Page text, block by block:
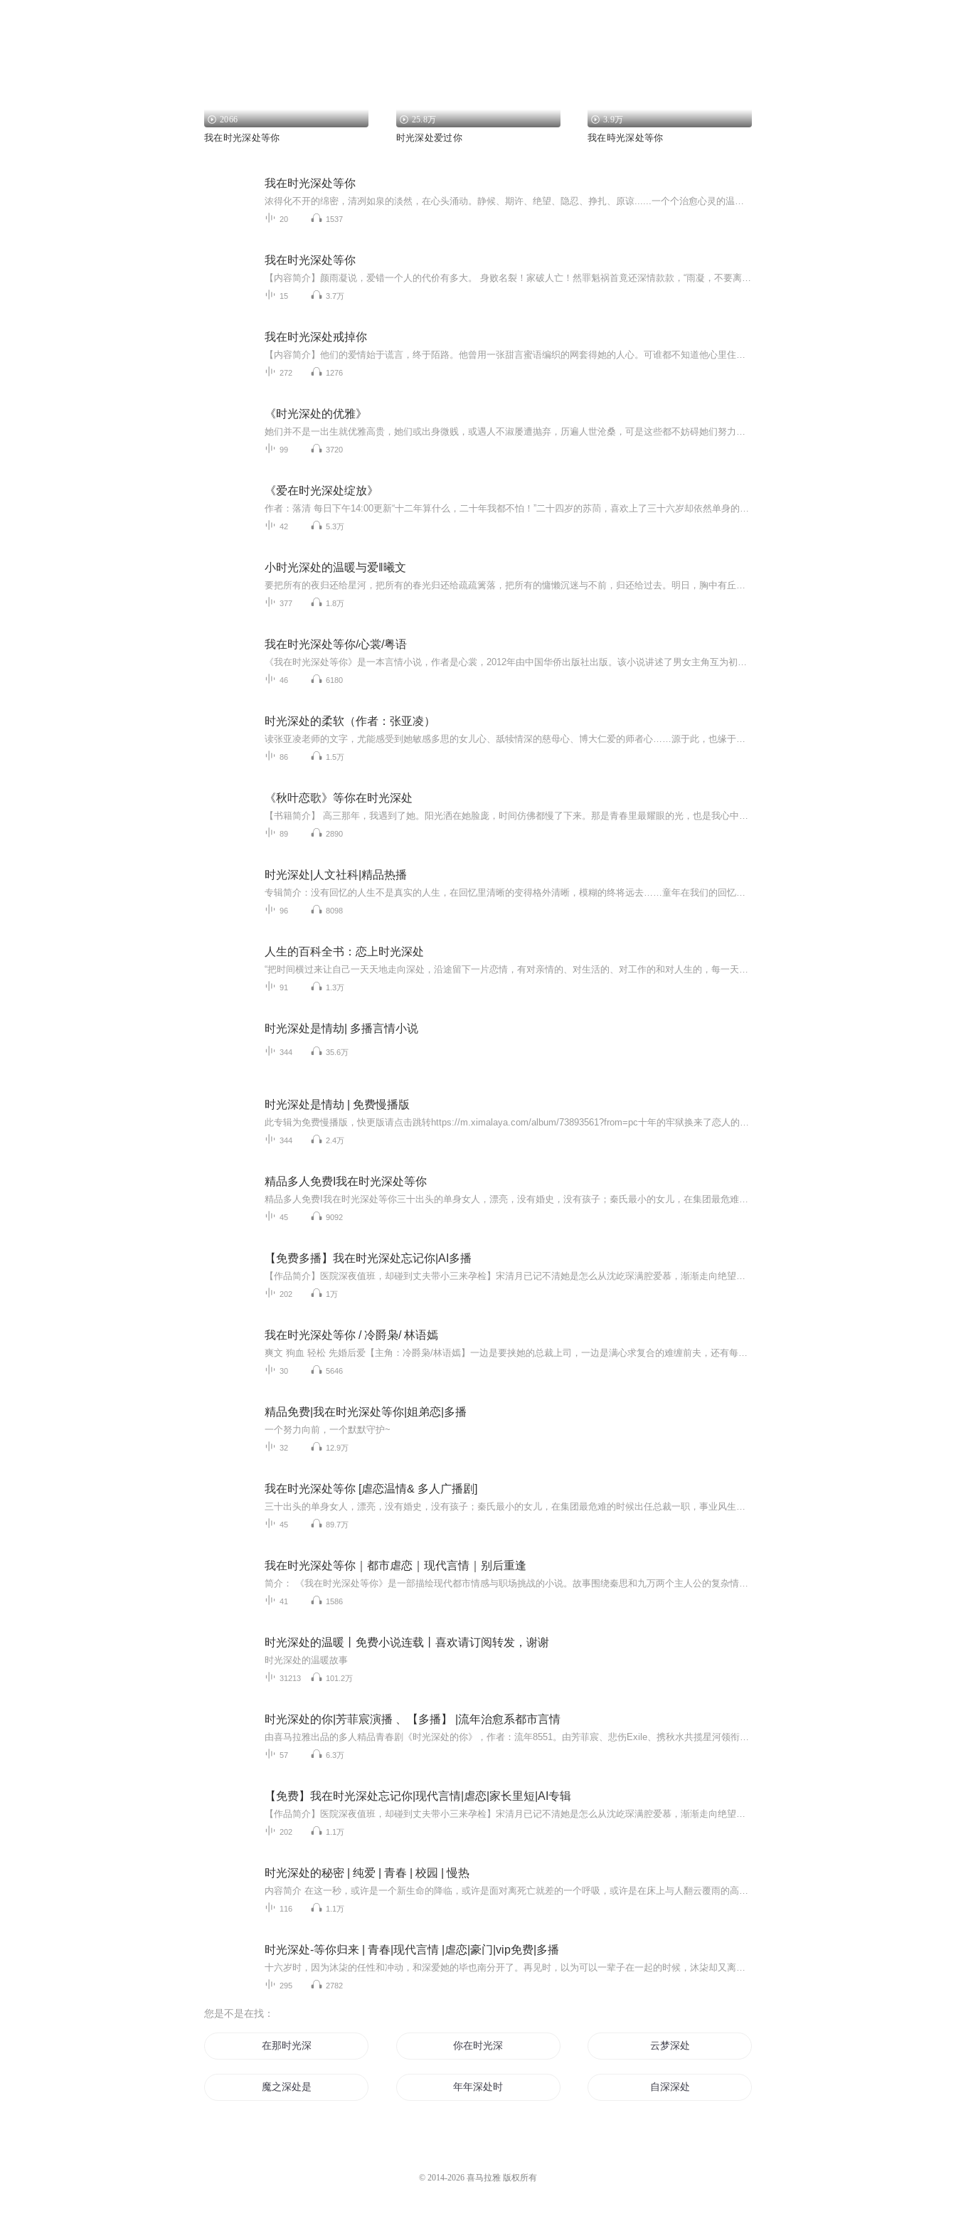
2066
我在时光深处等你
25.8万
时光深处爱过你
3.9万
我在時光深处等你
我在时光深处等你
浓得化不开的绵密，清冽如泉的淡然，在心头涌动。静候、期许、绝望、隐忍、挣扎、原谅......一个个治愈心灵的温暖故事，如同诉说着你我安放在时光深处的片片心事。温馨动人的文字，直击你我内心深处的柔软。最好的年华，最美的时光，邂逅最赤诚的真情。
20 1537
我在时光深处等你
【内容简介】颜雨凝说，爱错一个人的代价有多大。 身败名裂！家破人亡！然罪魁祸首竟还深情款款，“雨凝，不要离开我。”颜雨凝，“顾铭梵，我这辈子都不可能原谅你。我所能给你、给我自己的仁慈，就是忘记你！”【主播/作者简介】作者：多士喵主播：念萧...
15 3.7万
我在时光深处戒掉你
【内容简介】他们的爱情始于谎言，终于陌路。他曾用一张甜言蜜语编织的网套得她的人心。可谁都不知道他心里住着一个恶魔，一抹这辈子都抹不去的朱砂。当鲜血染红双腿，她脸色惨白的爬到他脚边，抓着他的裤腿，苦苦哀求：“厉绍宸，求求你，救救我们的孩子...
272 1276
《时光深处的优雅》
她们并不是一出生就优雅高贵，她们或出身微贱，或遇人不淑屡遭抛弃，历遍人世沧桑，可是这些都不妨碍她们努力经营自己，活出最美的样子。这是一本女神炼成手记，也是写给女孩的人生启示录。献给所有不被生活取悦却努力创造美好生活的女子。愿这本书给你力...
99 3720
《爱在时光深处绽放》
作者：落清 每日下午14:00更新“十二年算什么，二十年我都不怕！”二十四岁的苏茼，喜欢上了三十六岁却依然单身的服装公司老板温柏言，义无反顾地要和他在一起。然而他的温柔下是一抹淡淡的疏离，他的心似迷宫，她无法找到入口。她患得患失，期望他的温柔只属于她，他却一再游移不定，看不见她的疼痛和疯癫 一段长达十年的感情形成的刺，来自家庭的阻力……兜兜转转之后，已分处两个城市的他们，能否跨过十二年的差距走到一起？
42 5.3万
小时光深处的温暖与爱‖曦文
要把所有的夜归还给星河，把所有的春光归还给疏疏篱落，把所有的慵懒沉迷与不前，归还给过去。明日，胸中有丘壑，立马振山河。
377 1.8万
我在时光深处等你/心裳/粤语
《我在时光深处等你》是一本言情小说，作者是心裳，2012年由中国华侨出版社出版。该小说讲述了男女主角互为初恋，却又十年虐恋的爱情故事。作者心裳，巨蟹女，居北京，深居简出，不切实际的幻想主义者，却过着最现实平淡的生活。希望用温暖的文字陪你一起捡拾被深埋的记忆，然后勇敢寻找幸福并得到幸福。小说简介：他是她等了太久的一个梦， 不到最后，她绝不去触碰那海市蜃楼。 多年前他一句戏言，心念电转间改写了她的人生。 六年后她脱胎换骨，泳池落水主动献吻。这个吻成为了她的生日礼物。她为了他去磨砺...
46 6180
时光深处的柔软（作者：张亚凌）
读张亚凌老师的文字，尤能感受到她敏感多思的女儿心、舐犊情深的慈母心、博大仁爱的师者心……源于此，也缘于此，当如我一般的读者捧读这本《时光深处的柔软》时，并不会叹息伤感于书中那曾疼痛的痕。相反，是岁月里绵绵不绝的爱，让回忆有了温馨，让泪水...
86 1.5万
《秋叶恋歌》等你在时光深处
【书籍简介】 高三那年，我遇到了她。阳光洒在她脸庞，时间仿佛都慢了下来。那是青春里最耀眼的光，也是我心中永远无法触及的星光。她如同手心的阳光，温暖却又遥远，是我整个世界的希望。 后来，我们毕业了。 曾经以为的爱情，在现实面前不堪一击。曾经许...
89 2890
时光深处|人文社科|精品热播
专辑简介：没有回忆的人生不是真实的人生，在回忆里清晰的变得格外清晰，模糊的终将远去……童年在我们的回忆里再次醒来，尤其当我们看着另一个自己重复成长时，既欣羡他因无知而天真快乐，也担忧他即将经历的危险和悲伤。 青春在我们的回忆里再次醒来，尤...
96 8098
人生的百科全书：恋上时光深处
“把时间横过来让自己一天天地走向深处，沿途留下一片恋情，有对亲情的、对生活的、对工作的和对人生的，每一天都过得充实，过得认真，过得快乐”---后窗 《恋上时光深处》一书以语文编辑的视角、用随笔的文学形式叙写了作者在生活、学习、工作中的真实经历，抒发了真情实感。全书根据内容共分七辑：生活百味、情义无价、身在职场、社会万象、人生智慧、修己达人和书影之间。满载情思的文字里流淌着作者对精彩生活的热爱，对美好情意的珍惜，对从事工作的执着，对世间万象的思索。质朴自然的文字中蕴含着一...
91 1.3万
时光深处是情劫| 多播言情小说
344 35.6万
时光深处是情劫 | 免费慢播版
此专辑为免费慢播版，快更版请点击跳转https://m.ximalaya.com/album/73893561?from=pc十年的牢狱换来了恋人的背叛，在徐暮云重见天日的那一天看到了这些年自己心心念念的人竟然早已娶妻生子.而他的老婆竟然是当年凶案死者的妹妹，她的好闺蜜，她怎么也忘...
344 2.4万
精品多人免费I我在时光深处等你
精品多人免费I我在时光深处等你三十出头的单身女人，漂亮，没有婚史，没有孩子；秦氏最小的女儿，在集团最危难的时候出任总裁一职，事业风生水起！作为她的干弟弟九万对她的那份爱。。。是的！在时光深处他会一直等着她~作者：小轩窗，演播洋妖精 好好生活...
45 9092
【免费多播】我在时光深处忘记你|AI多播
【作品简介】医院深夜值班，却碰到丈夫带小三来孕检】宋清月已记不清她是怎么从沈屹琛满腔爱慕，渐渐走向绝望的深渊的。她只记得，自从她跟沈屹琛结婚后，她就是一个人。一个人吃饭，一个人睡觉，一个人做产检。就连后来流产的时候，也是只有她一个人。宋...
202 1万
我在时光深处等你 / 冷爵枭/ 林语嫣
爽文 狗血 轻松 先婚后爱【主角：冷爵枭/林语嫣】一边是要挟她的总裁上司，一边是满心求复合的难缠前夫，还有每次碰到她一身狼狈的高富帅，究竟谁才是她此生的良人……初夏，晚上十点，S市的某五星级酒店。如果想阅读文字完整版小说，请到威/信/搜一搜中搜索工//种/浩【八二阅读】关注并回复数字：【42】，就可以阅读全文【注意一定要关注工/种/浩，在工/种/浩里回复才有用】一个女人手指间夹着根味很冲的男式香烟，微微颤抖的指尖显出她的情绪很不稳。塞在耳中的窃听器，就像一把无情的电钻，钻得她耳朵刺痛。耳朵里传来一堆男女的对话声。男人：“她明天要去B市出差，明晚你可以来过夜。”女人：“毅然，我很好奇，林语嫣当年可是我们学校有名的校花……”接下来的内容，林语嫣已经听不下去了。她拿下耳塞，眼神空洞地盯着地板。
30 5646
精品免费|我在时光深处等你|姐弟恋|多播
一个努力向前，一个默默守护~
32 12.9万
我在时光深处等你 [虐恋温情& 多人广播剧]
三十出头的单身女人，漂亮，没有婚史，没有孩子；秦氏最小的女儿，在集团最危难的时候出任总裁一职，事业风生水起！作为她的干弟弟九万对她的那份爱。。。是的！在时光深处他会一直等着她~作者：小轩窗演播：洋妖精 好好生活 那家小格格 及有声绘色剧社众C...
45 89.7万
我在时光深处等你｜都市虐恋｜现代言情｜别后重逢
简介： 《我在时光深处等你》是一部描绘现代都市情感与职场挑战的小说。故事围绕秦思和九万两个主人公的复杂情感纠葛展开，揭示了他们在商业斗争和个人情感中的起落与成长。秦思，一位在商界中赫赫有名的女强人，却在情感世界里历经坎坷。她以冷静和果断著...
41 1586
时光深处的温暖丨免费小说连载丨喜欢请订阅转发，谢谢
时光深处的温暖故事
31213 101.2万
时光深处的你|芳菲宸演播 、【多播】 |流年治愈系都市言情
由喜马拉雅出品的多人精品青春剧《时光深处的你》，作者：流年8551。由芳菲宸、悲伤Exile、携秋水共揽星河领衔演播，为你讲述一段在时光缝隙里悄然生长的爱情。那些藏在时光里的秘密、未曾说出口的心意，都将在声音里慢慢铺陈开来。这不仅是一个关于爱情的...
57 6.3万
【免费】我在时光深处忘记你|现代言情|虐恋|家长里短|AI专辑
【作品简介】医院深夜值班，却碰到丈夫带小三来孕检】宋清月已记不清她是怎么从沈屹琛满腔爱慕，渐渐走向绝望的深渊的。她只记得，自从她跟沈屹琛结婚后，她就是一个人。一个人吃饭，一个人睡觉，一个人做产检。就连后来流产的时候，也是只有她一个人。宋...
202 1.1万
时光深处的秘密 | 纯爱 | 青春 | 校园 | 慢热
内容简介 在这一秒，或许是一个新生命的降临，或许是面对离死亡就差的一个呼吸，或许是在床上与人翻云覆雨的高潮。而我，对你竟然有了爱的感觉。是在这一秒后也无法消失反而更浓的感情！我努力闭紧双眼，隐忍着不让眼泪流出，可眼角还是湿润。心底的思念如...
116 1.1万
时光深处-等你归来 | 青春|现代言情 |虐恋|豪门|vip免费|多播
十六岁时，因为沐柒的任性和冲动，和深爱她的毕也南分开了。再见时，以为可以一辈子在一起的时候，沐柒却又离奇失踪了。六年的时间好像真的改变了很多事情，再见时他已经不是原来的他，而她，也早已成为别人的未婚妻。 强行将沐柒栓在身边，可这样，又真...
295 2782
您是不是在找：
在那时光深处 你在时光深处 云梦深处
魔之深处是仙 年年深处时 自深深处
© 2014-2026 喜马拉雅 版权所有